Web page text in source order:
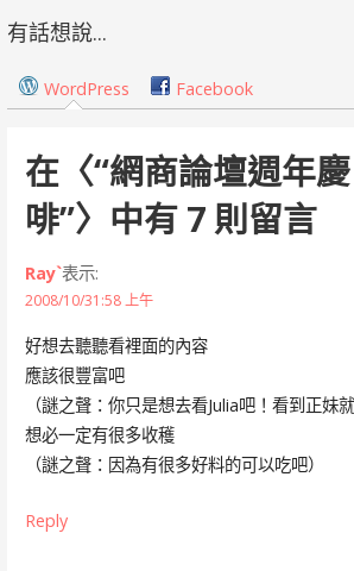
章
導
覽
有話想說...
WordPress Facebook
在〈“網商論壇週年
啡”〉中有 7 則留言
Ray`表示:
2008/10/31:58 上午
好想去聽聽看裡面的內容
應該很豐富吧
（謎之聲：你只是想去看Julia吧！看到正妹就
想必一定有很多收穫
（謎之聲：因為有很多好料的可以吃吧）
Reply